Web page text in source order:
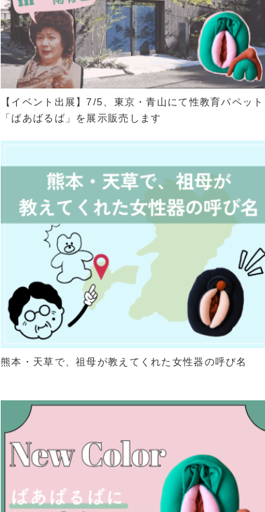
【イベント出展】7/5、東京・青山にて性教育パペット
「ばあばるば」を展示販売します
熊本・天草で、祖母が教えてくれた女性器の呼び名